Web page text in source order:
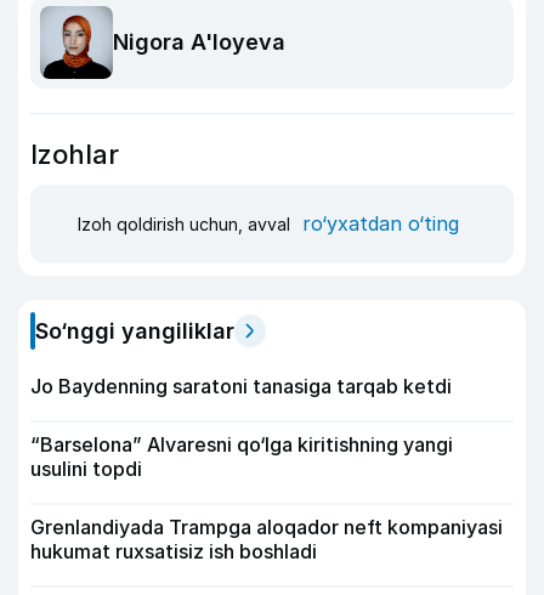
Nigora A'loyeva
Izohlar
Izoh qoldirish uchun, avval ro‘yxatdan o‘ting
So‘nggi yangiliklar
Jo Baydenning saratoni tanasiga tarqab ketdi
“Barselona” Alvaresni qo‘lga kiritishning yangi
usulini topdi
Grenlandiyada Trampga aloqador neft kompaniyasi
hukumat ruxsatisiz ish boshladi